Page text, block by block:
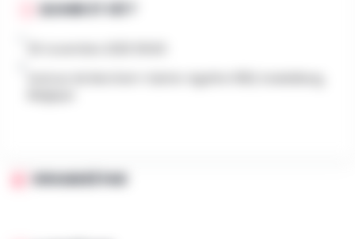
QUAND ET OÙ ?
ORGANISÉ PAR